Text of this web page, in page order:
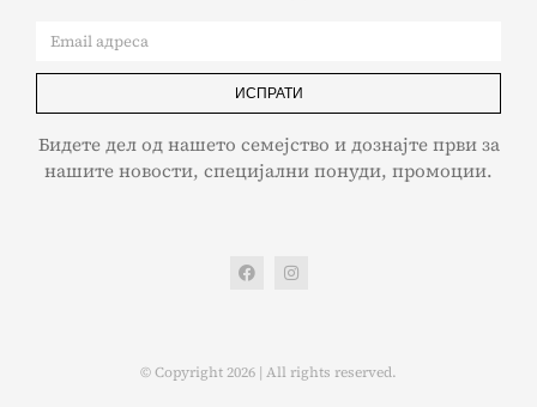
ИСПРАТИ
Бидете дел од нашето семејство и дознајте први за
нашите новости, специјални понуди, промоции.
© Copyright 2026 | All rights reserved.